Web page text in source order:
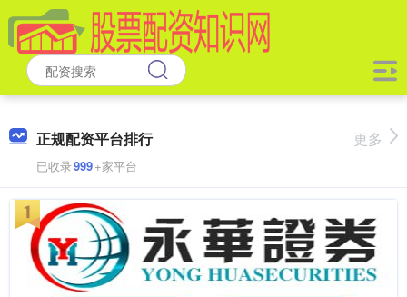
正规配资平台排行
已收录999+家平台
更多